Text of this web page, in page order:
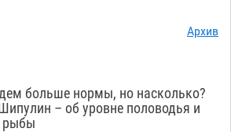
Архив
больше нормы, но насколько?
– об уровне половодья и
рыбы